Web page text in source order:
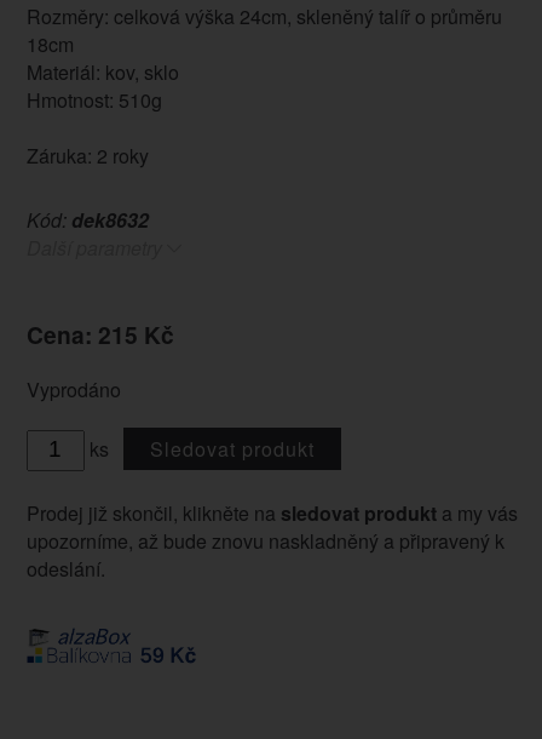
Rozměry: celková výška 24cm, skleněný talíř o průměru
18cm
Materiál: kov, sklo
Hmotnost: 510g
Záruka: 2 roky
Kód: dek8632
Cena: 215 Kč
Vyprodáno
ks Sledovat produkt
Prodej již skončil, klikněte na sledovat produkta my vás
upozorníme, až bude znovu naskladněný a připravený k
odeslání.